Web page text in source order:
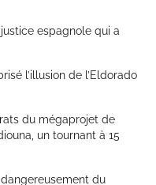
espagnole qui a
l’illusion de l’Eldorado
du mégaprojet de
un tournant à 15
du